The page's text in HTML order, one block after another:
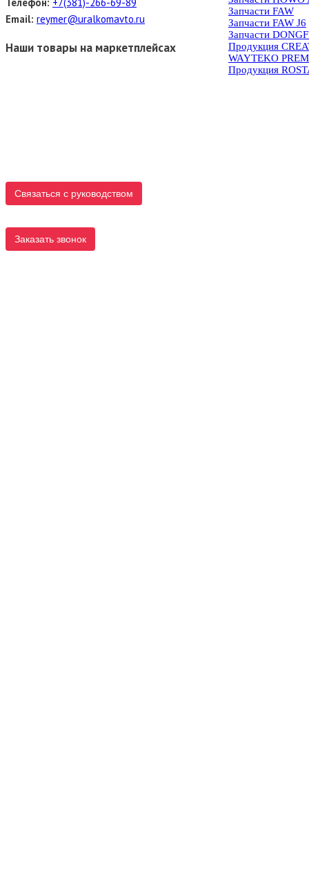
Телефон: +7(381)-266-69-89
Email: reymer@uralkomavto.ru
Наши товары на маркетплейсах
Связаться с руководством
Заказать звонок
Запчасти FAW
Запчасти FAW J6
Запчасти
Продукция
WAYTEKO
Продукция